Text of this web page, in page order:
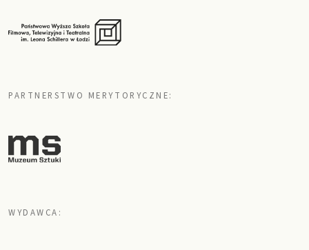
PARTNERSTWO MERYTORYCZNE:
WYDAWCA: